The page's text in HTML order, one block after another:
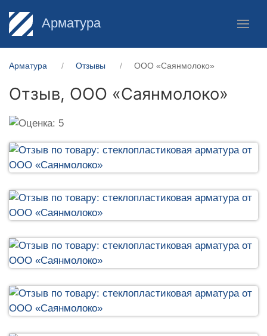
Арматура
Арматура Отзывы ООО «Саянмолоко»
Отзыв, ООО «Саянмолоко»